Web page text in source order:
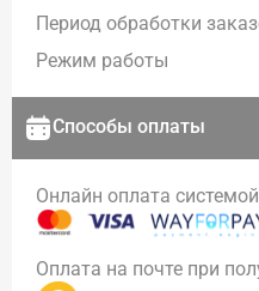
Период обработки
Режим работы
Способы оплаты
Онлайн оплата системой
Оплата на почте при